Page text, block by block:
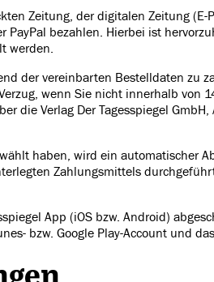
Zeitung, der digitalen Zeitung (E-
PayPal bezahlen. Hierbei ist
werden.
der vereinbarten Bestelldaten zu
wenn Sie nicht innerhalb von
die Verlag Der Tagesspiegel
haben, wird ein automatischer
Zahlungsmittels
App (iOS bzw. Android)
bzw. Google Play-Account und